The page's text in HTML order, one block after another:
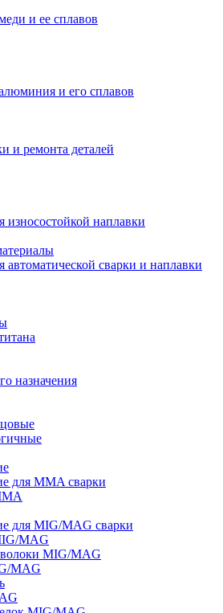
и ее сплавов
и его сплавов
и ремонта деталей
наплавки
сварки и наплавки
назначения
для MMA сварки
для MIG/MAG сварки
MAG
MIG/MAG
MAG